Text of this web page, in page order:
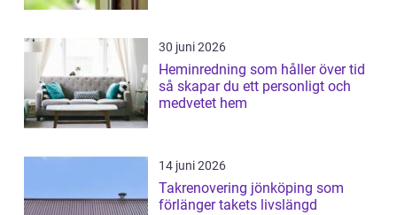
30 juni 2026
Heminredning som håller över tid
så skapar du ett personligt och
medvetet hem
14 juni 2026
Takrenovering jönköping som
förlänger takets livslängd